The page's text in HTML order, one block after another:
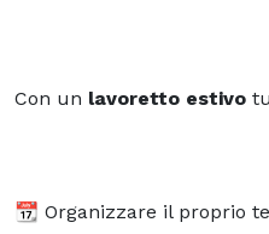
Con un lavoretto estivo
📆 Organizzare il proprio